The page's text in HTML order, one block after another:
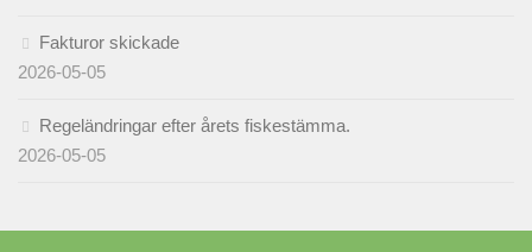
Fakturor skickade
2026-05-05
Regeländringar efter årets fiskestämma.
2026-05-05